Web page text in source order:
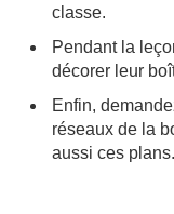
classe.
Pendant la
décorer leur
Enfin,
réseaux de la
aussi ces plans.